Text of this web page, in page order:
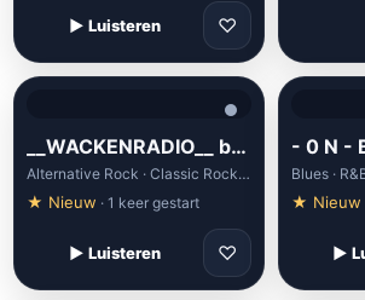
▶ Luisteren ♡
__WACKENRADIO__ by rautemusik (rm.fm)
Alternative Rock · Classic Rock · Hard Rock · Heavy Metal; Wacken; Radio Bob · Pop Rock
★ Nieuw · 1 keer gestart
▶ Luisteren ♡
- 0 N -
★ Nieuw
▶